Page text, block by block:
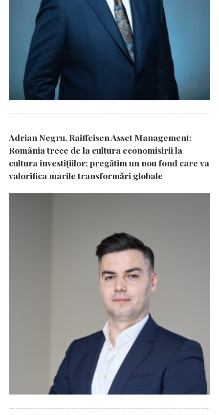
Adrian Negru, Raiffeisen Asset Management:
România trece de la cultura economisirii la
cultura investițiilor; pregătim un nou fond care va
valorifica marile transformări globale